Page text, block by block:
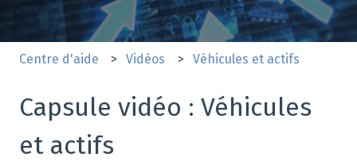
Centre d'aide Vidéos Véhicules et actifs
Capsule vidéo : Véhicules
et actifs